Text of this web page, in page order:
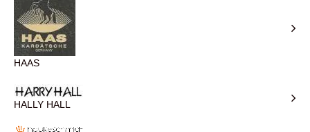
HAAS
HALLY HALL